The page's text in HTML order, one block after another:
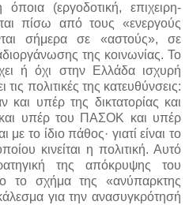
(εργοδοτική, επιχειρη­
πίσω από τους «ενεργούς
σήμερα σε «αστούς», σε
της κοινωνίας. Το
ή όχι στην Ελλάδα ισχυρή
πολιτικές της κατευθύνσεις:
και υπέρ της δικτατορίας και
υπέρ του ΠΑΣΟΚ και υπέρ
το ίδιο πάθος· γιατί είναι το
κινείται η πολιτική. Αυτό
της απόκρυψης του
το σχήμα της «ανύπαρκτης
για την ανασυγκρότησή